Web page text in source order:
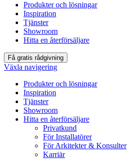
Produkter och lösningar
Inspiration
Tjänster
Showroom
Hitta en återförsäljare
Få gratis rådgivning
Växla navigering
Produkter och lösningar
Inspiration
Tjänster
Showroom
Hitta en återförsäljare
Privatkund
För Installatörer
För Arkitekter & Konsulter
Karriär